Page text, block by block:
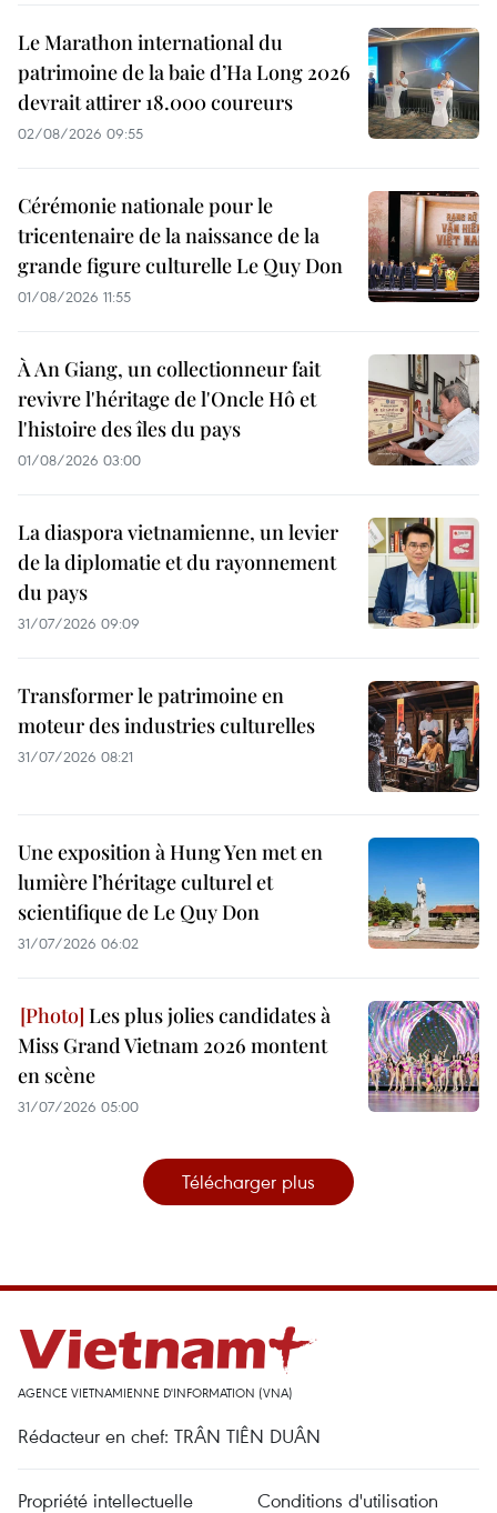
Le Marathon international du
patrimoine de la baie d’Ha Long 2026
devrait attirer 18.000 coureurs
02/08/2026 09:55
Cérémonie nationale pour le
tricentenaire de la naissance de la
grande figure culturelle Le Quy Don
01/08/2026 11:55
À An Giang, un collectionneur fait
revivre l'héritage de l'Oncle Hô et
l'histoire des îles du pays
01/08/2026 03:00
La diaspora vietnamienne, un levier
de la diplomatie et du rayonnement
du pays
31/07/2026 09:09
Transformer le patrimoine en
moteur des industries culturelles
31/07/2026 08:21
Une exposition à Hung Yen met en
lumière l’héritage culturel et
scientifique de Le Quy Don
31/07/2026 06:02
Les plus jolies candidates à
Miss Grand Vietnam 2026 montent
en scène
31/07/2026 05:00
Télécharger plus
AGENCE VIETNAMIENNE D'INFORMATION (VNA)
Rédacteur en chef: TRÂN TIÊN DUÂN
Propriété intellectuelle Conditions d'utilisation